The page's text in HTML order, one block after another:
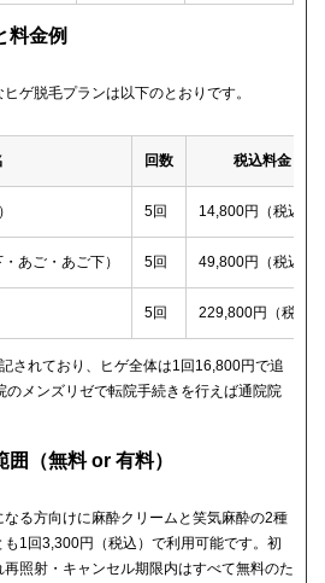
料金例
ゲ脱毛プランは以下のとおりです。
回数 税込料金
5回 14,800円（税込）
あご・あご下） 5回 49,800円（税込）
5回 229,800円（税込）
されており、ヒゲ全体は1回16,800円で追
メンズリゼで転院手続きを行えば通院院
（無料 or 有料）
る方向けに麻酔クリームと笑気麻酔の2種
1回3,300円（税込）で利用可能です。初
照射・キャンセル期限内はすべて無料のた